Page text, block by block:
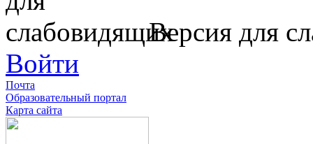
Версия для
Войти
Почта
Образовательный портал
Карта сайта